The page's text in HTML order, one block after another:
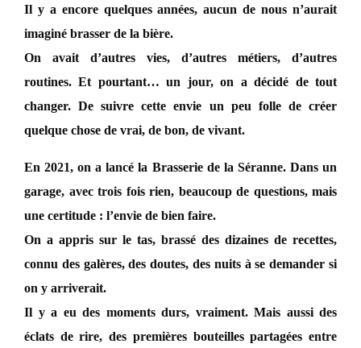
Il y a encore quelques années, aucun de nous n’aurait
imaginé brasser de la bière.
On avait d’autres vies, d’autres métiers, d’autres
routines. Et pourtant… un jour, on a décidé de tout
changer. De suivre cette envie un peu folle de créer
quelque chose de vrai, de bon, de vivant.
En 2021, on a lancé la Brasserie de la Séranne. Dans un
garage, avec trois fois rien, beaucoup de questions, mais
une certitude : l’envie de bien faire.
On a appris sur le tas, brassé des dizaines de recettes,
connu des galères, des doutes, des nuits à se demander si
on y arriverait.
Il y a eu des moments durs, vraiment. Mais aussi des
éclats de rire, des premières bouteilles partagées entre